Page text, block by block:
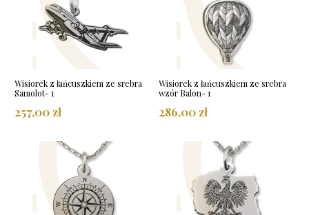
Wisiorek z łańcuszkiem ze srebra
Samolot- 1
257,00 zł
Wisiorek z łańcuszkiem ze srebra
wzór Balon- 1
286,00 zł